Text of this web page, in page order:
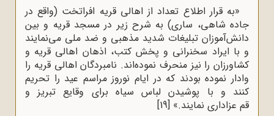
«به قرار اطلاع تعداد از اهالی قریه افراتخت (واقع در
جاده شاهی، ساری) به شرح زیر در مسجد قریه و بین
دانش‌آموزان تبلیغات شدید مذهبی و ضد ملی می‌نمایند
و با ایراد سخنرانی و پخش کتب، اذهان اهالی قریه و
کشاورزان را نیز منحرف نموده‌اند. نامبردگان اهالی قریه را
وادار نموده بودند که در ایام نوروز مراسم عید را تحریم
کنند و با پوشیدن لباس سیاه برای وقایع تبریز و
قم عزاداری نمایند.» [19]